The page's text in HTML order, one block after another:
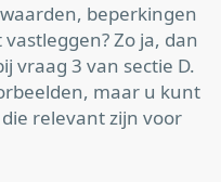
beperkingen
Zo ja, dan
vraag 3 van sectie D.
maar u kunt
relevant zijn voor